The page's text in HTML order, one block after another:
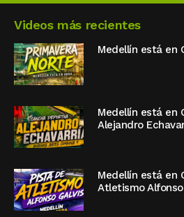
Videos más recientes
Medellín está en
Medellín está en
Alejandro
Medellín está en
Atletismo